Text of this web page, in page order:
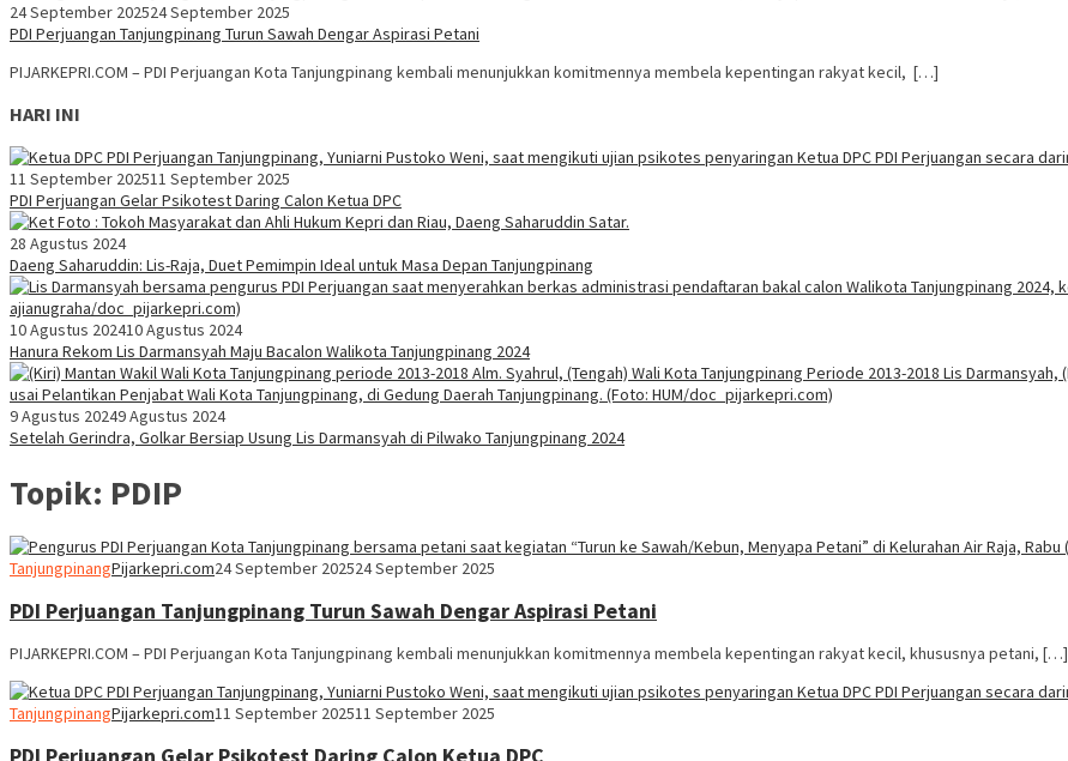
24 September 202524 September 2025
PDI Perjuangan Tanjungpinang Turun Sawah Dengar Aspirasi Petani
PIJARKEPRI.COM – PDI Perjuangan Kota Tanjungpinang kembali menunjukkan komitmennya membela kepentingan rakyat kecil, […]
HARI INI
11 September 202511 September 2025
PDI Perjuangan Gelar Psikotest Daring Calon Ketua DPC
28 Agustus 2024
Daeng Saharuddin: Lis-Raja, Duet Pemimpin Ideal untuk Masa Depan Tanjungpinang
10 Agustus 202410 Agustus 2024
Hanura Rekom Lis Darmansyah Maju Bacalon Walikota Tanjungpinang 2024
9 Agustus 20249 Agustus 2024
Setelah Gerindra, Golkar Bersiap Usung Lis Darmansyah di Pilwako Tanjungpinang 2024
Topik: PDIP
TanjungpinangPijarkepri.com24 September 202524 September 2025
PDI Perjuangan Tanjungpinang Turun Sawah Dengar Aspirasi Petani
PIJARKEPRI.COM – PDI Perjuangan Kota Tanjungpinang kembali menunjukkan komitmennya membela kepentingan rakyat kecil, khususnya petani, […]
TanjungpinangPijarkepri.com11 September 202511 September 2025